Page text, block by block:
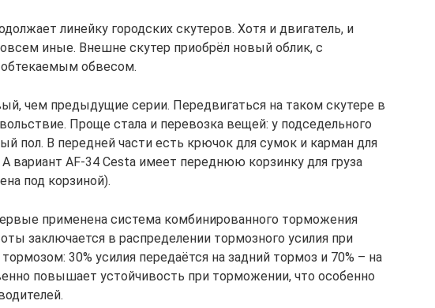
линейку городских скутеров. Хотя и двигатель, и
иные. Внешне скутер приобрёл новый облик, с
обтекаемым обвесом.
чем предыдущие серии. Передвигаться на таком скутере в
Проще стала и перевозка вещей: у подседельного
пол. В передней части есть крючок для сумок и карман для
вариант AF-34 Cesta имеет переднюю корзинку для груза
под корзиной).
применена система комбинированного торможения
заключается в распределении тормозного усилия при
30% усилия передаётся на задний тормоз и 70% – на
повышает устойчивость при торможении, что особенно